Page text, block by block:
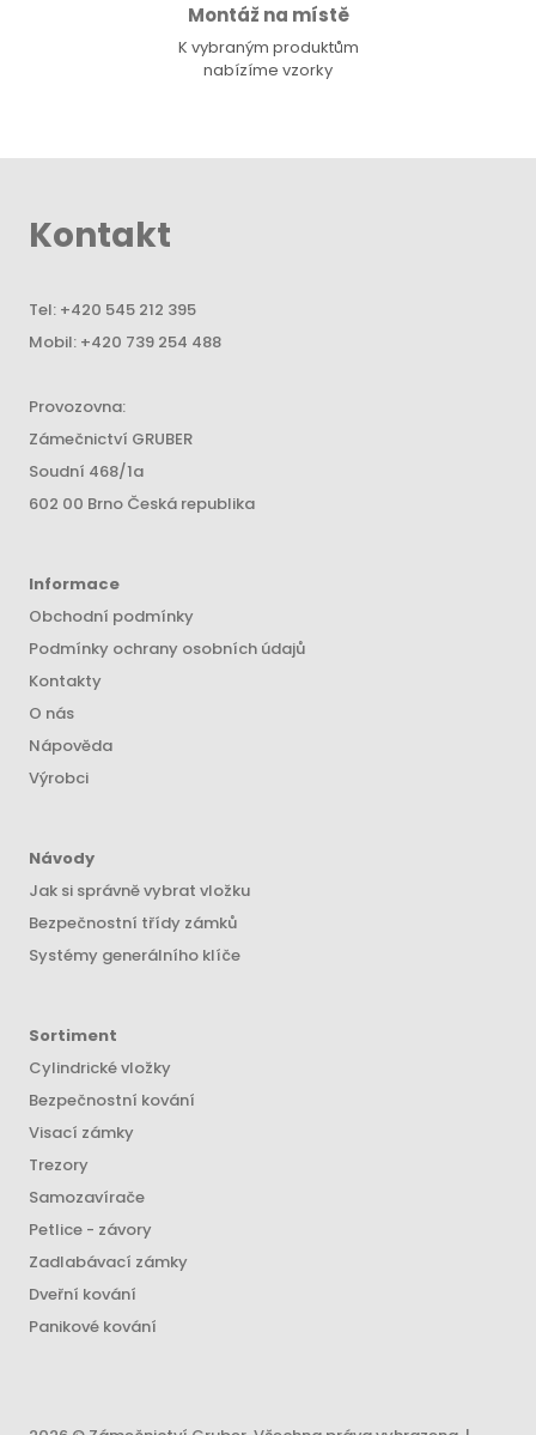
Montáž na místě
K vybraným produktům
nabízíme vzorky
Kontakt
Tel: +420 545 212 395
Mobil: +420 739 254 488
Provozovna:
Zámečnictví GRUBER
Soudní 468/1a
602 00 Brno Česká republika
Informace
Obchodní podmínky
Podmínky ochrany osobních údajů
Kontakty
O nás
Nápověda
Výrobci
Návody
Jak si správně vybrat vložku
Bezpečnostní třídy zámků
Systémy generálního klíče
Sortiment
Cylindrické vložky
Bezpečnostní kování
Visací zámky
Trezory
Samozavírače
Petlice - závory
Zadlabávací zámky
Dveřní kování
Panikové kování